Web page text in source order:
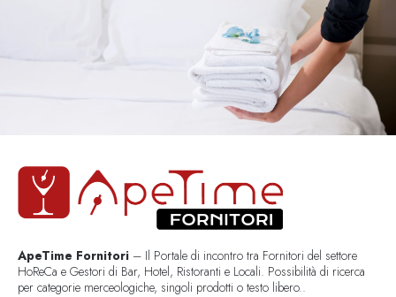
ApeTime Fornitori – Il Portale di incontro tra Fornitori del settore
HoReCa e Gestori di Bar, Hotel, Ristoranti e Locali. Possibilità di ricerca
per categorie merceologiche, singoli prodotti o testo libero..